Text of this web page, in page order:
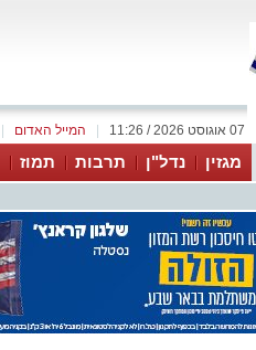
המייל האדום 07 אוגוסט 2026 / 11:26
מגזין נדל"ן תרבות תמוז